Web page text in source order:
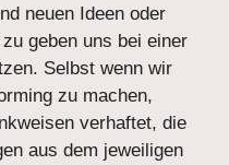
neuen Ideen oder
geben uns bei einer
Selbst wenn wir
zu machen,
verhaftet, die
aus dem jeweiligen